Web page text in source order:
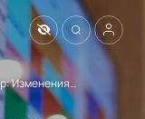
Семинар: Изменения в налоговом законодательстве в 2025-2026 гг.